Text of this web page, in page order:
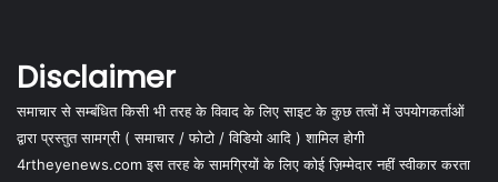
Disclaimer
समाचार से सम्बंधित किसी भी तरह के विवाद के लिए साइट के कुछ तत्वों में उपयोगकर्ताओं
द्वारा प्रस्तुत सामग्री ( समाचार / फोटो / विडियो आदि ) शामिल होगी
4rtheyenews.com इस तरह के सामग्रियों के लिए कोई ज़िम्मेदार नहीं स्वीकार करता